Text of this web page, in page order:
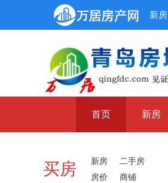
新房
首页 新房
买房 新房
二手房
房价
商铺